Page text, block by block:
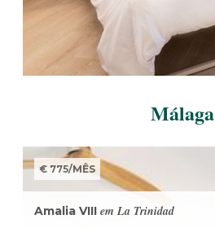
Málaga
€ 775/MÊS
Amalia VIII em La Trinidad